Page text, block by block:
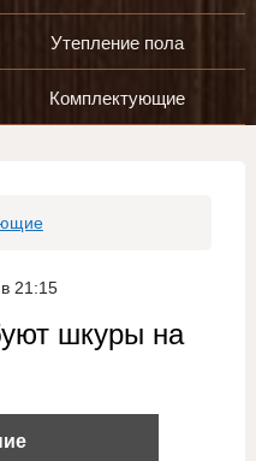
Утепление пола
Комплектующие
21:15
шкуры на